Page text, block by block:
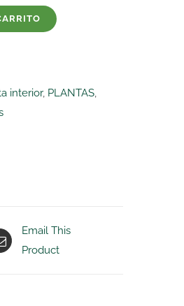
interior, PLANTAS,
Email This
Product